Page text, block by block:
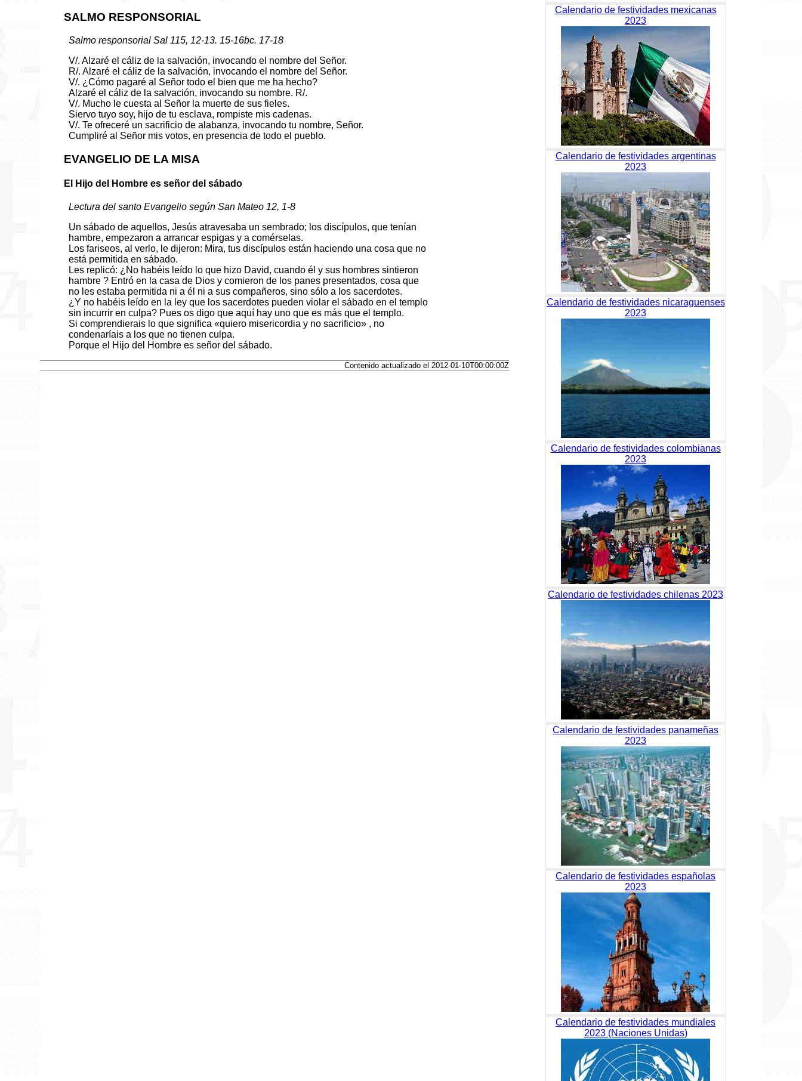
SALMO RESPONSORIAL
Salmo responsorial Sal 115, 12-13. 15-16bc. 17-18
V/. Alzaré el cáliz de la salvación, invocando el nombre del Señor.
R/. Alzaré el cáliz de la salvación, invocando el nombre del Señor.
V/. ¿Cómo pagaré al Señor todo el bien que me ha hecho?
Alzaré el cáliz de la salvación, invocando su nombre. R/.
V/. Mucho le cuesta al Señor la muerte de sus fieles.
Siervo tuyo soy, hijo de tu esclava, rompiste mis cadenas.
V/. Te ofreceré un sacrificio de alabanza, invocando tu nombre, Señor.
Cumpliré al Señor mis votos, en presencia de todo el pueblo.
EVANGELIO DE LA MISA
El Hijo del Hombre es señor del sábado
Lectura del santo Evangelio según San Mateo 12, 1-8
Un sábado de aquellos, Jesús atravesaba un sembrado; los discípulos, que tenían
hambre, empezaron a arrancar espigas y a comérselas.
Los fariseos, al verlo, le dijeron: Mira, tus discípulos están haciendo una cosa que no
está permitida en sábado.
Les replicó: ¿No habéis leído lo que hizo David, cuando él y sus hombres sintieron
hambre ? Entró en la casa de Dios y comieron de los panes presentados, cosa que
no les estaba permitida ni a él ni a sus compañeros, sino sólo a los sacerdotes.
¿Y no habéis leído en la ley que los sacerdotes pueden violar el sábado en el templo
sin incurrir en culpa? Pues os digo que aquí hay uno que es más que el templo.
Si comprendierais lo que significa «quiero misericordia y no sacrificio» , no
condenaríais a los que no tienen culpa.
Porque el Hijo del Hombre es señor del sábado.
Contenido actualizado el 2012-01-10T00:00:00Z
Calendario de festividades mexicanas
2023
Calendario de festividades argentinas
2023
Calendario de festividades nicaraguenses
2023
Calendario de festividades colombianas
2023
Calendario de festividades chilenas 2023
Calendario de festividades panameñas
2023
Calendario de festividades españolas
2023
Calendario de festividades mundiales
2023 (Naciones Unidas)